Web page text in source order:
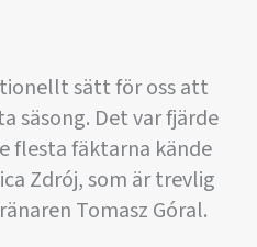
sätt för oss att
säsong. Det var fjärde
flesta fäktarna kände
Zdrój, som är trevlig
Tomasz Góral.